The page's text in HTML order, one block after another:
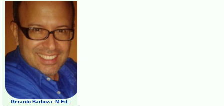
Gerardo Barboza, M.Ed.